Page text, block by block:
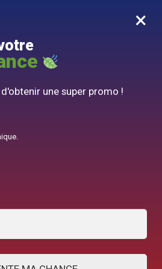
0
d’achats avec le code DJINN10
×
une super promo !